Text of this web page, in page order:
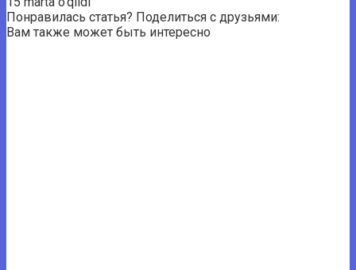
Понравилась статья? Поделиться с друзьями:
Вам также может быть интересно